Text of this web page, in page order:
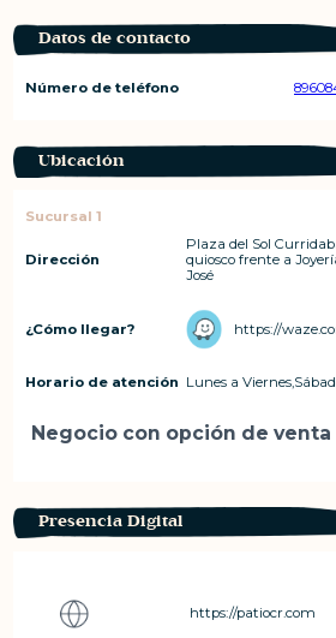
Datos de contacto
Número de teléfono
Ubicación
Sucursal 1
Dirección
Plaza del Sol
quiosco frente a
José
¿Cómo llegar?
Horario de atención Lunes a
Negocio con opción de
Presencia Digital
https://patiocr.com